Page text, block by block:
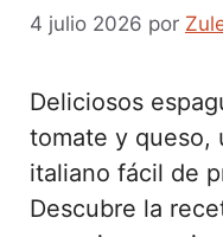
4 julio 2026 por
Deliciosos
tomate y queso,
italiano fácil de
Descubre la